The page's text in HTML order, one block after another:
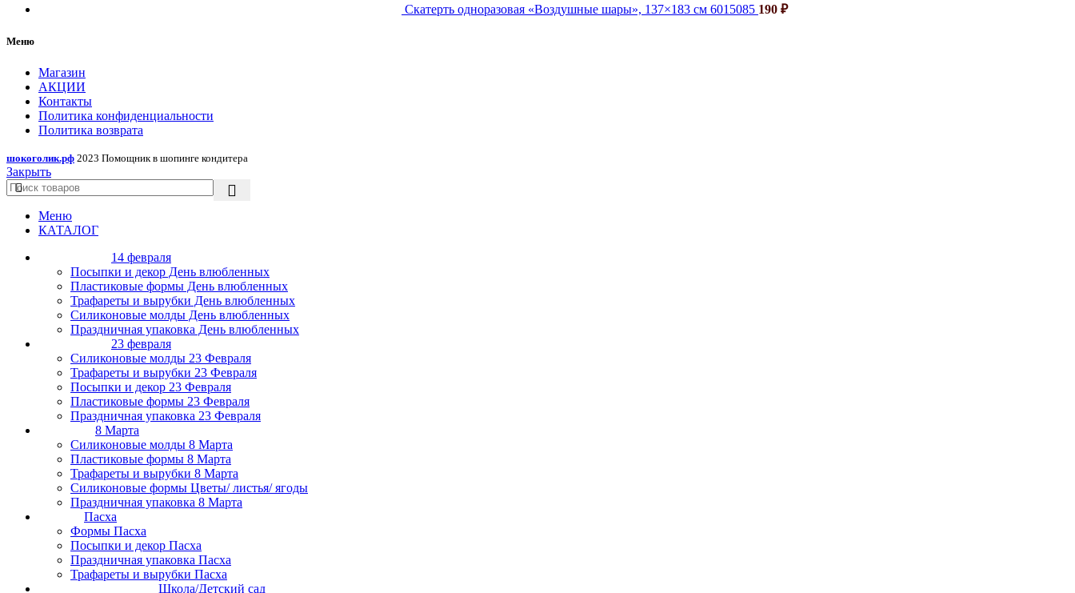
Скатерть одноразовая «Воздушные шары», 137×183 см 6015085 190 ₽
Меню
Магазин
АКЦИИ
Контакты
Политика конфиденциальности
Политика возврата
шокоголик.рф 2023 Помощник в шопинге кондитера
Закрыть
Меню
КАТАЛОГ
14 февраля
Посыпки и декор День влюбленных
Пластиковые формы День влюбленных
Трафареты и вырубки День влюбленных
Силиконовые молды День влюбленных
Праздничная упаковка День влюбленных
23 февраля
Силиконовые молды 23 Февраля
Трафареты и вырубки 23 Февраля
Посыпки и декор 23 Февраля
Пластиковые формы 23 Февраля
Праздничная упаковка 23 Февраля
8 Марта
Силиконовые молды 8 Марта
Пластиковые формы 8 Марта
Трафареты и вырубки 8 Марта
Силиконовые формы Цветы/ листья/ ягоды
Праздничная упаковка 8 Марта
Пасха
Формы Пасха
Посыпки и декор Пасха
Праздничная упаковка Пасха
Трафареты и вырубки Пасха
Школа/Детский сад